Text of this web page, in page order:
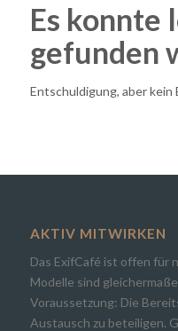
Es konnte
gefunden
Entschuldigung, aber
AKTIV MITWIRKEN
Das ExifCafé ist offen für
Modelle sind
Voraussetzung: Die
Austausch zu beteiligen.